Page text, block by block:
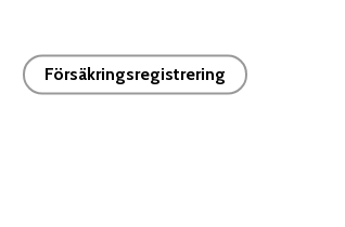
Försäkringsregistrering